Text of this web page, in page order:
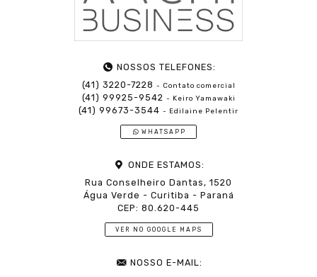
NOSSOS TELEFONES:
(41) 3220-7228 - Contato comercial
(41) 99925-9542 - Keiro Yamawaki
(41) 99673-3544 - Edilaine Pelentir
WHATSAPP
ONDE ESTAMOS:
Rua Conselheiro Dantas, 1520
Água Verde - Curitiba - Paraná
CEP: 80.620-445
VER NO GOOGLE MAPS
NOSSO E-MAIL: